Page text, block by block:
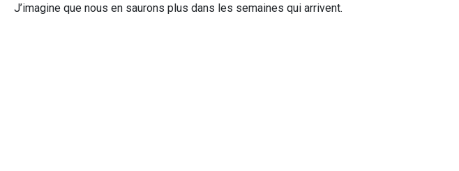
J’imagine que nous en saurons plus dans les semaines qui arrivent.